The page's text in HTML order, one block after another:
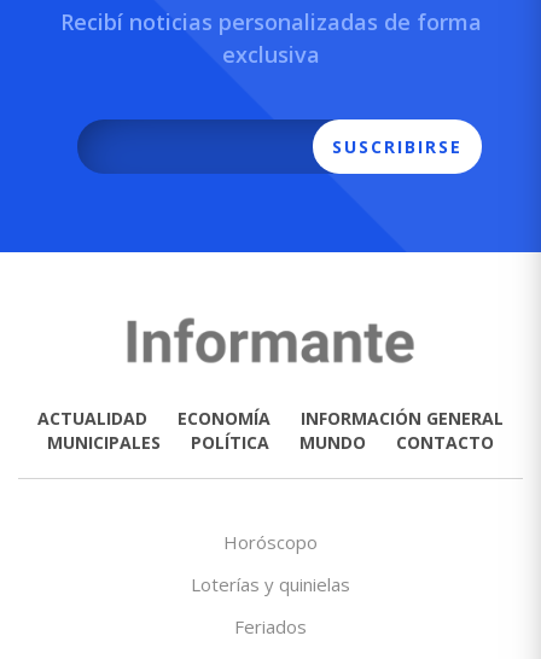
Recibí noticias personalizadas de forma
exclusiva
SUSCRIBIRSE
ACTUALIDAD ECONOMÍA
INFORMACIÓN GENERAL
MUNICIPALES
POLÍTICA MUNDO CONTACTO
Horóscopo
Loterías y quinielas
Feriados